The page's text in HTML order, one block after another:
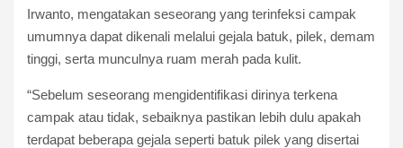
Irwanto, mengatakan seseorang yang terinfeksi campak
umumnya dapat dikenali melalui gejala batuk, pilek, demam
tinggi, serta munculnya ruam merah pada kulit.
“Sebelum seseorang mengidentifikasi dirinya terkena
campak atau tidak, sebaiknya pastikan lebih dulu apakah
terdapat beberapa gejala seperti batuk pilek yang disertai